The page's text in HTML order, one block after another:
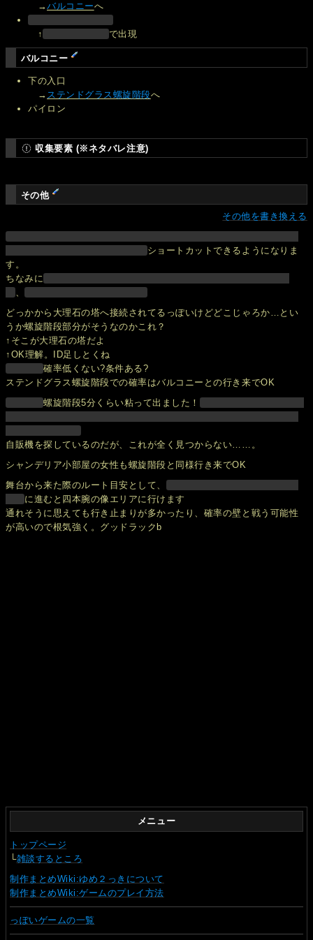
→バルコニーへ
↑ で出現
バルコニー
下の入口
→ ステンドグラス螺旋階段へ
パイロン
収集要素 (※ネタバレ注意)
その他
その他を書き換える
ショートカットできるようになりま
す。
ちなみに
どっかから大理石の塔へ接続されてるっぽいけどどこじゃろか…とい
うか螺旋階段部分がそうなのかこれ？
↑そこが大理石の塔だよ
↑OK理解。ID足しとくね
確率低くない?条件ある?
ステンドグラス螺旋階段での確率はバルコニーとの行き来でOK
螺旋階段5分くらい粘って出ました！
自販機を探しているのだが、これが全く見つからない……。
シャンデリア小部屋の女性も螺旋階段と同様行き来でOK
舞台から来た際のルート目安として、
に進むと四本腕の像エリアに行けます
通れそうに思えても行き止まりが多かったり、確率の壁と戦う可能性
が高いので根気強く。グッドラックb
メニュー
トップページ
└雑談するところ
制作まとめWiki:ゆめ２っきについて
制作まとめWiki:ゲームのプレイ方法
っぽいゲームの一覧